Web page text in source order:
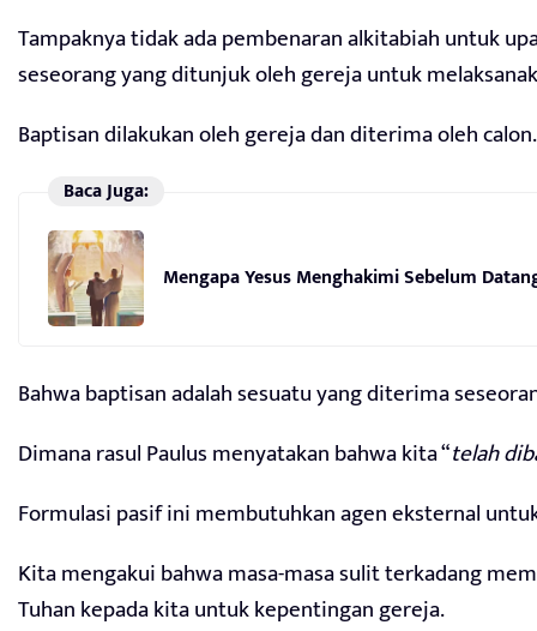
Tampaknya tidak ada pembenaran alkitabiah untuk
seseorang yang ditunjuk oleh gereja untuk
Baptisan dilakukan oleh gereja dan diterima oleh
Baca Juga:
Mengapa Yesus Menghakimi Sebelum
Bahwa baptisan adalah sesuatu yang diterima
Dimana rasul Paulus menyatakan bahwa kita “telah
Formulasi pasif ini membutuhkan agen eksternal
Kita mengakui bahwa masa-masa sulit terkadang
Tuhan kepada kita untuk kepentingan gereja.